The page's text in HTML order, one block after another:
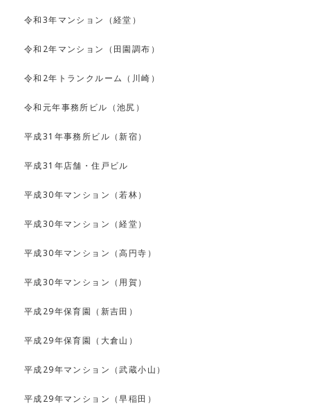
令和3年マンション（経堂）
令和2年マンション（田園調布）
令和2年トランクルーム（川崎）
令和元年事務所ビル（池尻）
平成31年事務所ビル（新宿）
平成31年店舗・住戸ビル
平成30年マンション（若林）
平成30年マンション（経堂）
平成30年マンション（高円寺）
平成30年マンション（用賀）
平成29年保育園（新吉田）
平成29年保育園（大倉山）
平成29年マンション（武蔵小山）
平成29年マンション（早稲田）